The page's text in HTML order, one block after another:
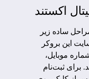
اکستند
ساده زیر
این بروکر
موبایل،
برای ثبت‌نام